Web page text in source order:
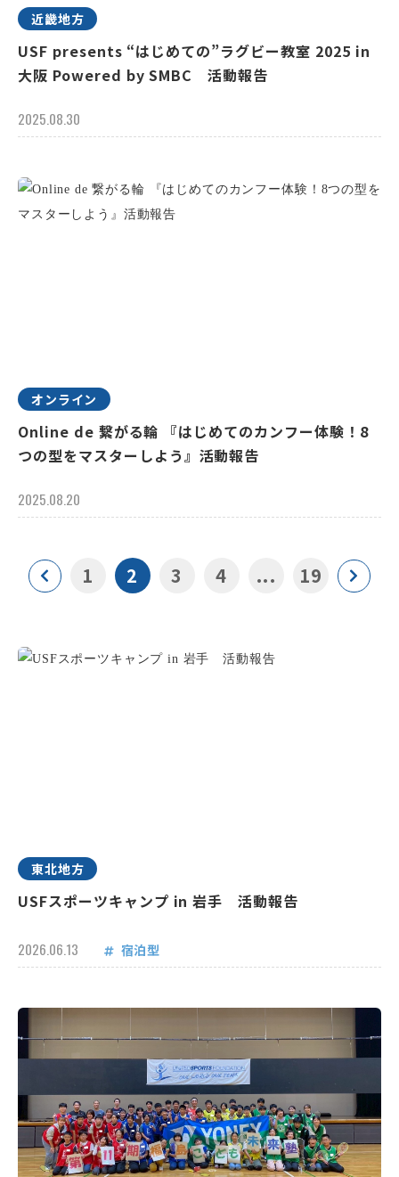
近畿地方
USF presents “はじめての”ラグビー教室 2025 in
大阪 Powered by SMBC 活動報告
2025.08.30
オンライン
Online de 繋がる輪 『はじめてのカンフー体験！8
つの型をマスターしよう』活動報告
2025.08.20
1 2 3 4 ... 19
東北地方
USFスポーツキャンプ in 岩手 活動報告
2026.06.13 宿泊型